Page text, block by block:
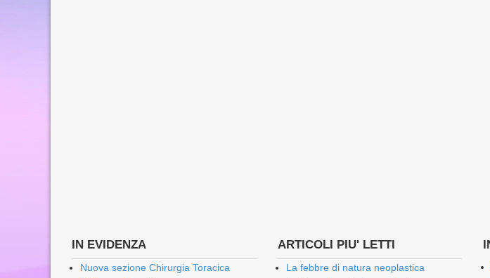
IN EVIDENZA
Nuova sezione Chirurgia Toracica
ARTICOLI PIU' LETTI
La febbre di natura neoplastica